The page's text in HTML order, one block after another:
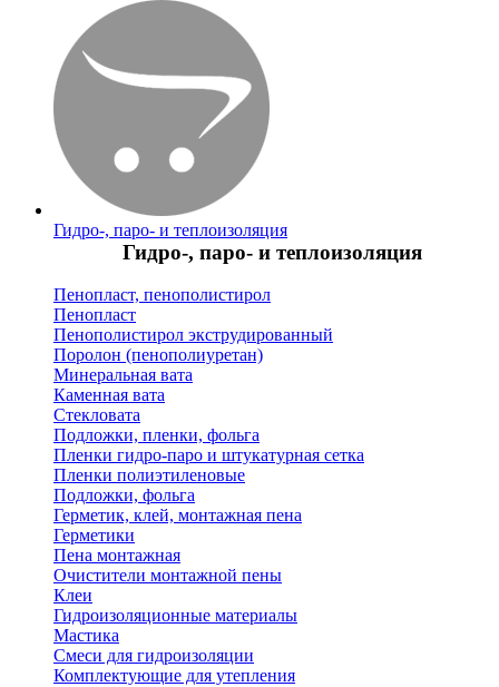
Гидро-, паро- и теплоизоляция
Гидро-, паро- и теплоизоляция
Пенопласт, пенополистирол
Пенопласт
Пенополистирол экструдированный
Поролон (пенополиуретан)
Минеральная вата
Каменная вата
Стекловата
Подложки, пленки, фольга
Пленки гидро-паро и штукатурная сетка
Пленки полиэтиленовые
Подложки, фольга
Герметик, клей, монтажная пена
Герметики
Пена монтажная
Очистители монтажной пены
Клеи
Гидроизоляционные материалы
Мастика
Смеси для гидроизоляции
Комплектующие для утепления